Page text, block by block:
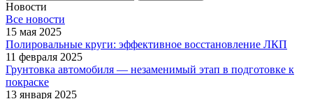
Новости
Все новости
15 мая 2025
Полировальные круги: эффективное восстановление ЛКП
11 февраля 2025
Грунтовка автомобиля — незаменимый этап в подготовке к
покраске
13 января 2025